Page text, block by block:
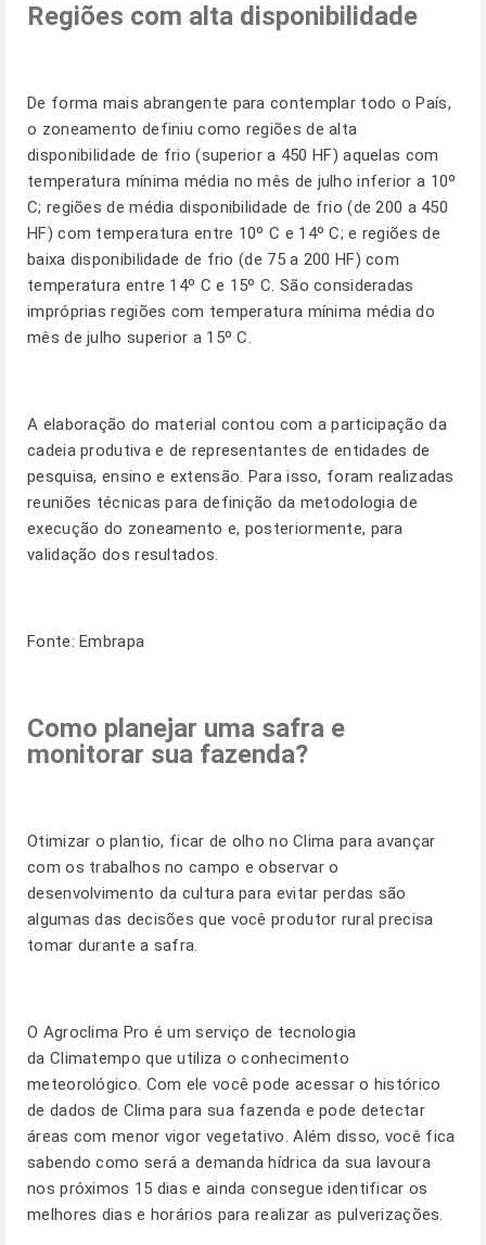
Regiões com alta disponibilidade
De forma mais abrangente para contemplar todo o País,
o zoneamento definiu como regiões de alta
disponibilidade de frio (superior a 450 HF) aquelas com
temperatura mínima média no mês de julho inferior a 10º
C; regiões de média disponibilidade de frio (de 200 a 450
HF) com temperatura entre 10º C e 14º C; e regiões de
baixa disponibilidade de frio (de 75 a 200 HF) com
temperatura entre 14º C e 15º C. São consideradas
impróprias regiões com temperatura mínima média do
mês de julho superior a 15º C.
A elaboração do material contou com a participação da
cadeia produtiva e de representantes de entidades de
pesquisa, ensino e extensão. Para isso, foram realizadas
reuniões técnicas para definição da metodologia de
execução do zoneamento e, posteriormente, para
validação dos resultados.
Fonte: Embrapa
Como planejar uma safra e
monitorar sua fazenda?
Otimizar o plantio, ficar de olho no Clima para avançar
com os trabalhos no campo e observar o
desenvolvimento da cultura para evitar perdas são
algumas das decisões que você produtor rural precisa
tomar durante a safra.
O Agroclima Pro é um serviço de tecnologia
da Climatempo que utiliza o conhecimento
meteorológico. Com ele você pode acessar o histórico
de dados de Clima para sua fazenda e pode detectar
áreas com menor vigor vegetativo. Além disso, você fica
sabendo como será a demanda hídrica da sua lavoura
nos próximos 15 dias e ainda consegue identificar os
melhores dias e horários para realizar as pulverizações.